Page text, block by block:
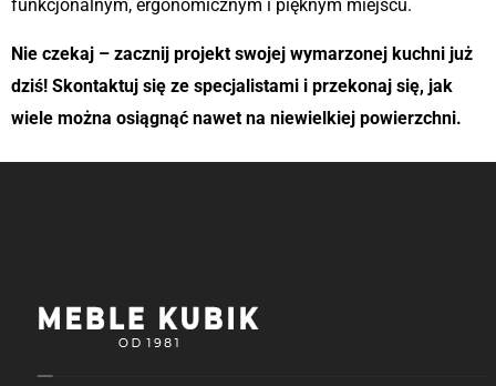
funkcjonalnym, ergonomicznym i pięknym miejscu.
Nie czekaj – zacznij projekt swojej wymarzonej kuchni już
dziś! Skontaktuj się ze specjalistami i przekonaj się, jak
wiele można osiągnąć nawet na niewielkiej powierzchni.